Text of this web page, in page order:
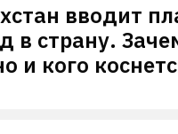
вводит
в страну.
и кого